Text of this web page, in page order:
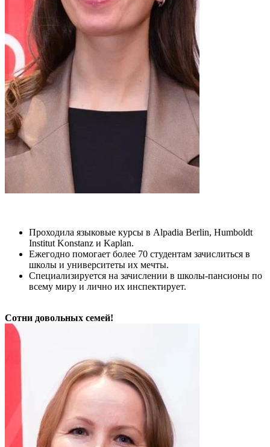
Проходила языковые курсы в Alpadia Berlin, Humboldt
Institut Konstanz и Kaplan.
Ежегодно помогает более 70 студентам зачислиться в
школы и университеты их мечты.
Специализируется на зачислении в школы-пансионы по
всему миру и лично их инспектирует.
Сотни довольных семей!